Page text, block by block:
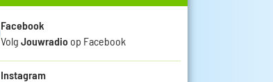
Facebook
Volg Jouwradio op Facebook
Instagram